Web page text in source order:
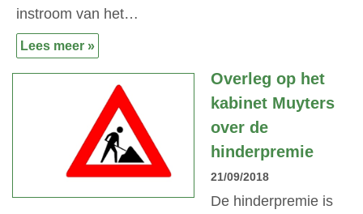
instroom van het…
Lees meer »
Overleg op het
kabinet Muyters
over de
hinderpremie
21/09/2018
De hinderpremie is